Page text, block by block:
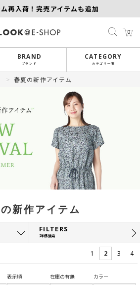
再入荷！完売アイテムも追加
0
BRAND
ブランド
CATEGORY
カテゴリ一覧
> 春夏の新作アイテム
新作アイテム
FILTERS
詳細検索
1 2 3 4
表示順 在庫の有無 カラー